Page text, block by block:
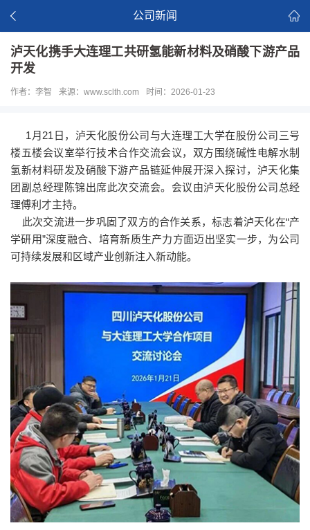
公司新闻
泸天化携手大连理工共研氢能新材料及硝酸下游产品
开发
作者：李智 来源：www.sclth.com 时间：2026-01-23
1月21日，泸天化股份公司与大连理工大学在股份公司三号
楼五楼会议室举行技术合作交流会议，双方围绕碱性电解水制
氢新材料研发及硝酸下游产品链延伸展开深入探讨，泸天化集
团副总经理陈锦出席此次交流会。会议由泸天化股份公司总经
理傅利才主持。
此次交流进一步巩固了双方的合作关系，标志着泸天化在“产
学研用”深度融合、培育新质生产力方面迈出坚实一步，为公司
可持续发展和区域产业创新注入新动能。